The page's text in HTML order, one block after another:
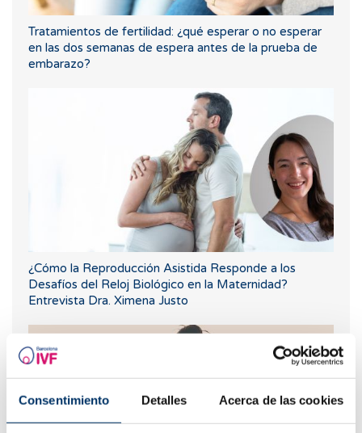
Consentimiento Detalles Acerca de las cookies
Tratamientos de fertilidad: ¿qué esperar o no esperar
en las dos semanas de espera antes de la prueba de
embarazo?
¿Cómo la Reproducción Asistida Responde a los
Desafíos del Reloj Biológico en la Maternidad?
Entrevista Dra. Ximena Justo